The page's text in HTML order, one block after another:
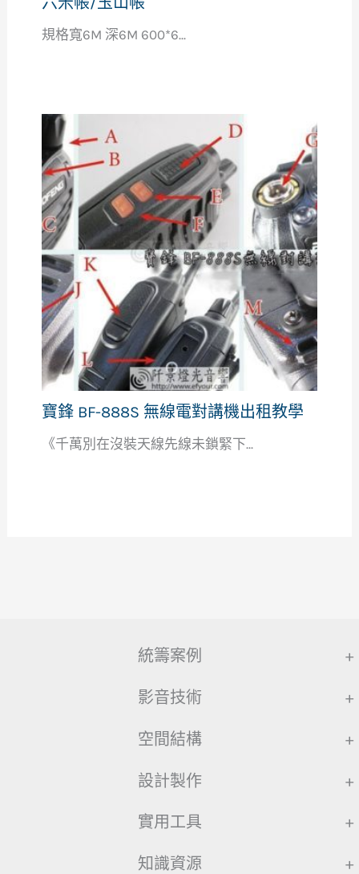
規格寬6M 深6M 600*6...
寶鋒 BF-888S 無線電對講機出租教學
《千萬別在沒裝天線先線未鎖緊下...
統籌案例 +
影音技術 +
空間結構 +
設計製作 +
實用工具 +
知識資源 +